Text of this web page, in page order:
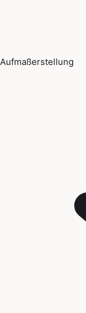
Aufmaßerstellung